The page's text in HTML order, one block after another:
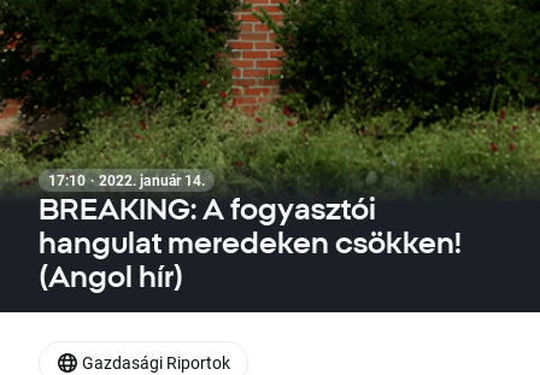
17:10 · 2022. január 14.
BREAKING: A fogyasztói
hangulat meredeken csökken!
(Angol hír)
Gazdasági Riportok